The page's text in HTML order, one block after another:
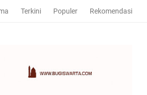
Terkini Populer Rekomendasi